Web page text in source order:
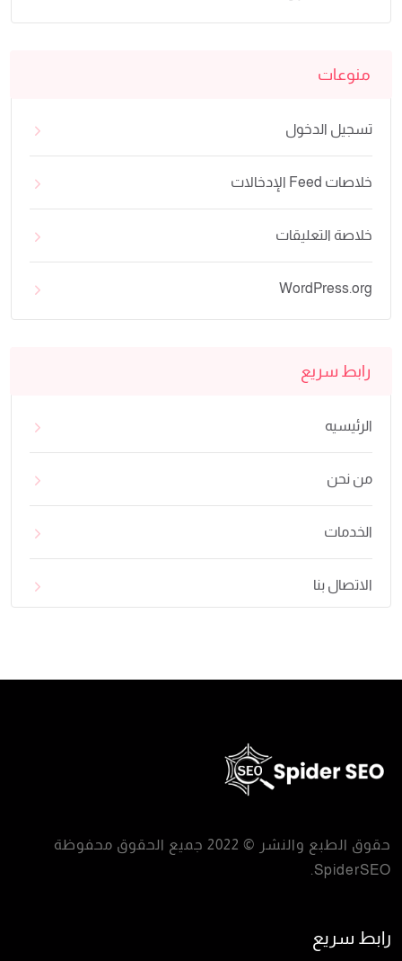
منوعات
تسجيل الدخول
خلاصات Feed الإدخالات
خلاصة التعليقات
WordPress.org
رابط سريع
الرئيسيه
من نحن
الخدمات
الاتصال بنا
حقوق الطبع والنشر © 2022 جميع الحقوق محفوظة
SpiderSEO
رابط سريع